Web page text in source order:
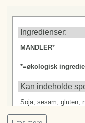
GAVEKORT
Ingredienser:
MANDLER*
*=økologisk
Kan indeholde
Soja, sesam, gluten,